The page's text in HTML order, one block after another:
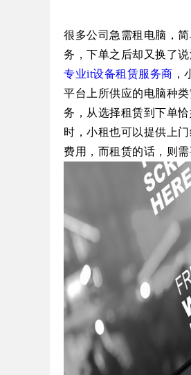
很多公司急需租电脑，
务，下单之后却又换了
专业it设备租赁服务商 ，
平台上所供应的电脑种
务，从选择租赁到下单
时，小租也可以提供上门
费用，而租赁的话，则